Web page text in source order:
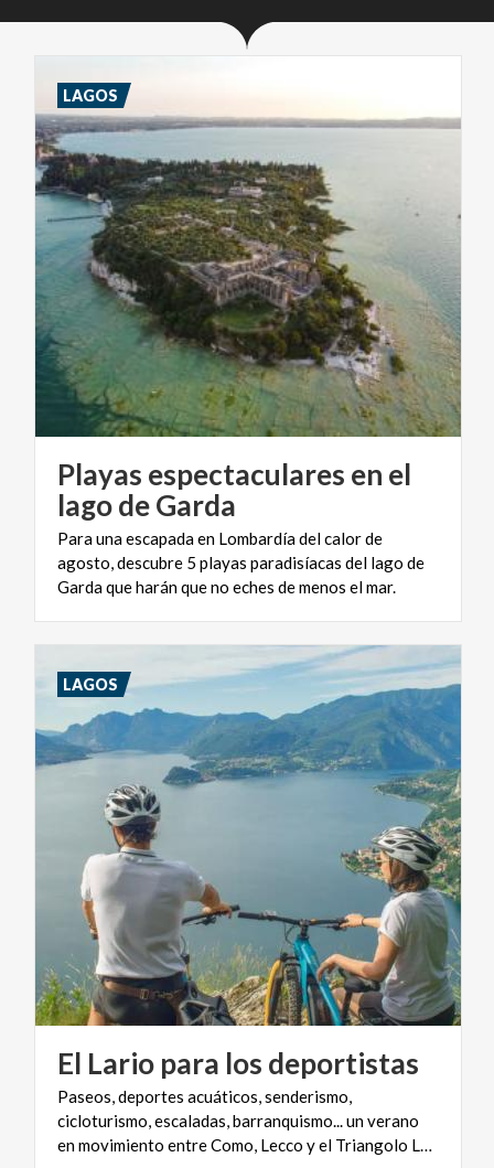
Playas espectaculares en el
lago de Garda
Para una escapada en Lombardía del calor de
agosto, descubre 5 playas paradisíacas del lago de
Garda que harán que no eches de menos el mar.
LAGOS
El Lario para los deportistas
Paseos, deportes acuáticos, senderismo,
cicloturismo, escaladas, barranquismo... un verano
en movimiento entre Como, Lecco y el Triangolo Lariano
LAGOS